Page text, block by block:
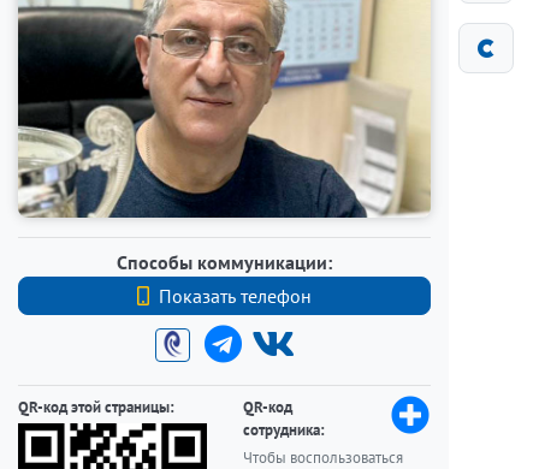
Способы коммуникации:
Показать телефон
+7 9219401950
QR-код этой страницы:
QR-код
сотрудника:
Чтобы воспользоваться